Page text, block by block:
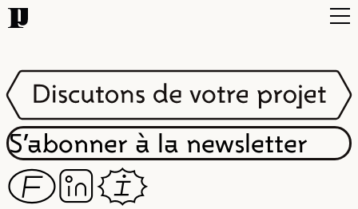
Typo
Infos
Contact
S’abonner à la newsletter
FZI